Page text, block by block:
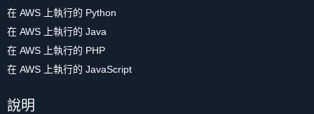
在 AWS 上執行的 Python
在 AWS 上執行的 Java
在 AWS 上執行的 PHP
在 AWS 上執行的 JavaScript
說明